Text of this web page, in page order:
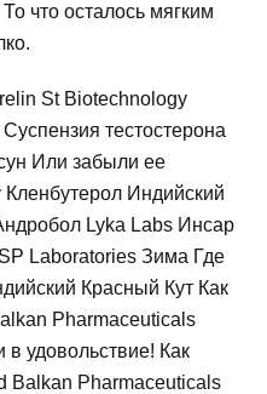
что осталось мягким
St Biotechnology
тестостерона
Или забыли ее
Кленбутерол Индийский
Lyka Labs Инсар
Laboratories Зима Где
Красный Кут Как
Pharmaceuticals
в удовольствие! Как
Balkan Pharmaceuticals